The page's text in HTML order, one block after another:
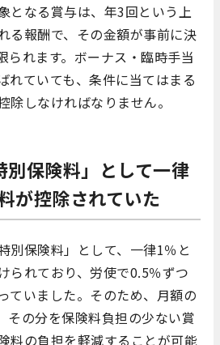
となる賞与は、年3回という上
る報酬で、その金額が事前に決
られます。ボーナス・臨時手当
れていても、条件に当てはまる
除しなければなりません。
保険料」として一律
が控除されていた
別保険料」として、一律1％と
られており、労使で0.5％ずつ
ていました。そのため、月額の
その分を保険料負担の少ない賞
料の負担を軽減することが可能